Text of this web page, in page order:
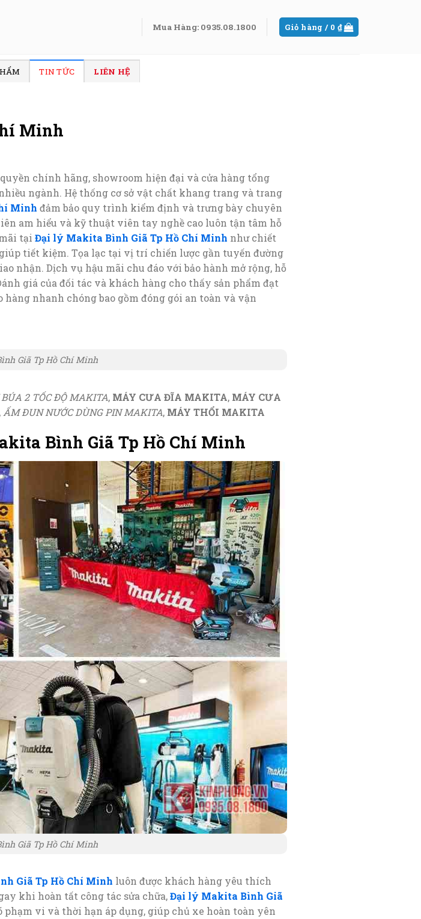
Mua Hàng: 0935.08.1800 Giỏ hàng / 0 ₫
TIN TỨC LIÊN HỆ
Minh
chính hãng, showroom hiện đại và cửa hàng tổng
ngành. Hệ thống cơ sở vật chất khang trang và trang
Minh đảm bảo quy trình kiểm định và trưng bày chuyên
am hiểu và kỹ thuật viên tay nghề cao luôn tận tâm hỗ
tại Đại lý Makita Bình Giã Tp Hồ Chí Minh như chiết
tiết kiệm. Tọa lạc tại vị trí chiến lược gần tuyến đường
nhận. Dịch vụ hậu mãi chu đáo với bảo hành mở rộng, hỗ
giá của đối tác và khách hàng cho thấy sản phẩm đạt
nhanh chóng bao gồm đóng gói an toàn và vận
Giã Tp Hồ Chí Minh
2 TỐC ĐỘ MAKITA, MÁY CƯA ĐĨA MAKITA, MÁY CƯA
, ẤM ĐUN NƯỚC DÙNG PIN MAKITA, MÁY THỔI MAKITA
Bình Giã Tp Hồ Chí Minh
Giã Tp Hồ Chí Minh
Giã Tp Hồ Chí Minh luôn được khách hàng yêu thích
khi hoàn tất công tác sửa chữa,Đại lý Makita Bình Giã
phạm vi và thời hạn áp dụng, giúp chủ xe hoàn toàn yên